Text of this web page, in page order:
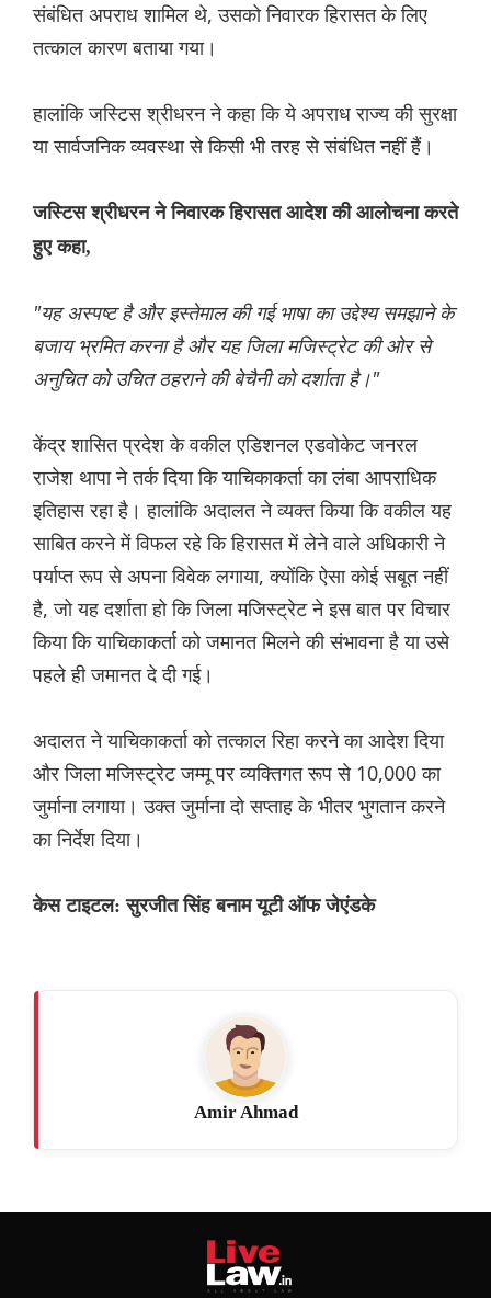
संबंधित अपराध शामिल थे, उसको निवारक हिरासत के लिए
तत्काल कारण बताया गया।
हालांकि जस्टिस श्रीधरन ने कहा कि ये अपराध राज्य की सुरक्षा
या सार्वजनिक व्यवस्था से किसी भी तरह से संबंधित नहीं हैं।
जस्टिस श्रीधरन ने निवारक हिरासत आदेश की आलोचना करते
हुए कहा,
"यह अस्पष्ट है और इस्तेमाल की गई भाषा का उद्देश्य समझाने के
बजाय भ्रमित करना है और यह जिला मजिस्ट्रेट की ओर से
अनुचित को उचित ठहराने की बेचैनी को दर्शाता है।"
केंद्र शासित प्रदेश के वकील एडिशनल एडवोकेट जनरल
राजेश थापा ने तर्क दिया कि याचिकाकर्ता का लंबा आपराधिक
इतिहास रहा है। हालांकि अदालत ने व्यक्त किया कि वकील यह
साबित करने में विफल रहे कि हिरासत में लेने वाले अधिकारी ने
पर्याप्त रूप से अपना विवेक लगाया, क्योंकि ऐसा कोई सबूत नहीं
है, जो यह दर्शाता हो कि जिला मजिस्ट्रेट ने इस बात पर विचार
किया कि याचिकाकर्ता को जमानत मिलने की संभावना है या उसे
पहले ही जमानत दे दी गई।
अदालत ने याचिकाकर्ता को तत्काल रिहा करने का आदेश दिया
और जिला मजिस्ट्रेट जम्मू पर व्यक्तिगत रूप से 10,000 का
जुर्माना लगाया। उक्त जुर्माना दो सप्ताह के भीतर भुगतान करने
का निर्देश दिया।
केस टाइटल: सुरजीत सिंह बनाम यूटी ऑफ जेएंडके
Amir Ahmad